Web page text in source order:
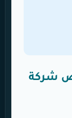
شركة